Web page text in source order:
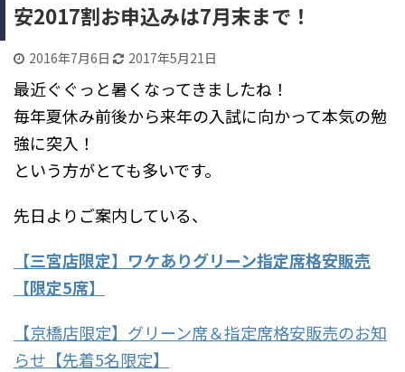
安2017割お申込みは7月末まで！
2016年7月6日 2017年5月21日
最近ぐぐっと暑くなってきましたね！
毎年夏休み前後から来年の入試に向かって本気の勉
強に突入！
という方がとても多いです。
先日よりご案内している、
【三宮店限定】ワケありグリーン指定席格安販売
【限定5席】
【京橋店限定】グリーン席＆指定席格安販売のお知
らせ【先着5名限定】